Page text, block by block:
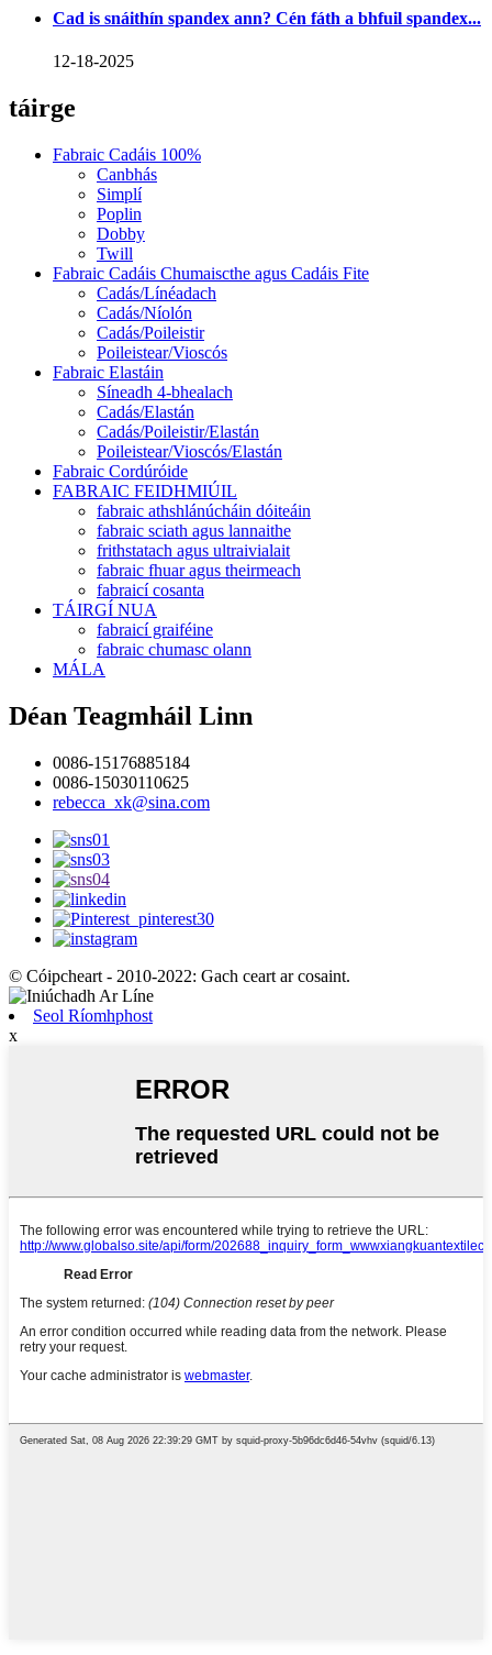
Cad is snáithín spandex ann? Cén fáth a bhfuil spandex...
12-18-2025
táirge
Fabraic Cadáis 100%
Canbhás
Simplí
Poplin
Dobby
Twill
Fabraic Cadáis Chumaiscthe agus Cadáis Fite
Cadás/Línéadach
Cadás/Níolón
Cadás/Poileistir
Poileistear/Vioscós
Fabraic Elastáin
Síneadh 4-bhealach
Cadás/Elastán
Cadás/Poileistir/Elastán
Poileistear/Vioscós/Elastán
Fabraic Cordúróide
FABRAIC FEIDHMIÚIL
fabraic athshlánúcháin dóiteáin
fabraic sciath agus lannaithe
frithstatach agus ultraivialait
fabraic fhuar agus theirmeach
fabraicí cosanta
TÁIRGÍ NUA
fabraicí graiféine
fabraic chumasc olann
MÁLA
Déan Teagmháil Linn
0086-15176885184
0086-15030110625
rebecca_xk@sina.com
© Cóipcheart - 2010-2022: Gach ceart ar cosaint.
Seol Ríomhphost
x